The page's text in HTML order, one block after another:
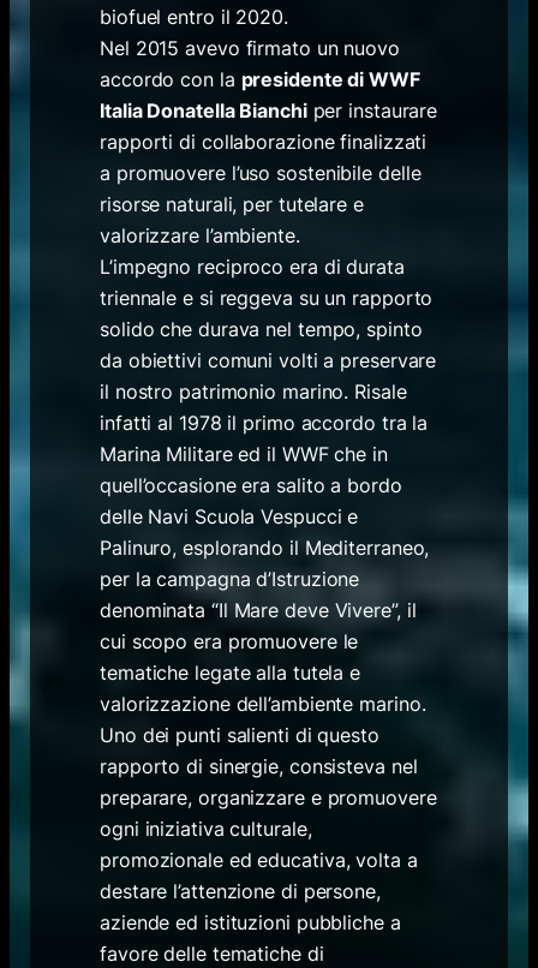
biofuel entro il 2020.
Nel 2015 avevo firmato un nuovo
accordo con la presidente di WWF
Italia Donatella Bianchiper instaurare
rapporti di collaborazione finalizzati
a promuovere l’uso sostenibile delle
risorse naturali, per tutelare e
valorizzare l’ambiente.
L’impegno reciproco era di durata
triennale e si reggeva su un rapporto
solido che durava nel tempo, spinto
da obiettivi comuni volti a preservare
il nostro patrimonio marino. Risale
infatti al 1978 il primo accordo tra la
Marina Militare ed il WWF che in
quell’occasione era salito a bordo
delle Navi Scuola Vespucci e
Palinuro, esplorando il Mediterraneo,
per la campagna d’Istruzione
denominata “Il Mare deve Vivere”, il
cui scopo era promuovere le
tematiche legate alla tutela e
valorizzazione dell’ambiente marino.
Uno dei punti salienti di questo
rapporto di sinergie, consisteva nel
preparare, organizzare e promuovere
ogni iniziativa culturale,
promozionale ed educativa, volta a
destare l’attenzione di persone,
aziende ed istituzioni pubbliche a
favore delle tematiche di